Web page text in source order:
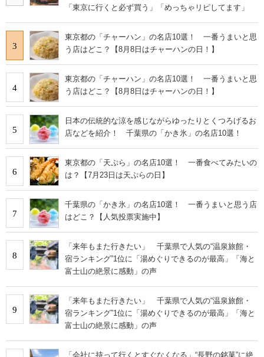
「東京に行くと必ず買う」「めっちゃリピしてます」
3
東京都の「チャーハン」の名店10選！ 一番うまいと思
う店はどこ？【8月8日はチャーハンの日！】
4
東京都の「チャーハン」の名店10選！ 一番うまいと思
う店はどこ？【8月8日はチャーハンの日！】
5
日本の伝統的な涼を感じながらゆったりとくつろげるお
店などを紹介！ 千葉県の「かき氷」の名店10選！
6
東京都の「天ぷら」の名店10選！ 一番食べてみたいの
は？【7月23日は天ぷらの日】
7
千葉県の「かき氷」の名店10選！ 一番うまいと思う店
はどこ？【人気投票実施中】
8
「来年もまた行きたい」 千葉県で人気の“温泉旅館・
宿ランキング”1位に「湯めぐりできるのが最高」「海と
富士山の絶景に感動」の声
9
「来年もまた行きたい」 千葉県で人気の“温泉旅館・
宿ランキング”1位に「湯めぐりできるのが最高」「海と
富士山の絶景に感動」の声
「会社に持って行くとすぐなくなる」“長野の銘菓”に絶